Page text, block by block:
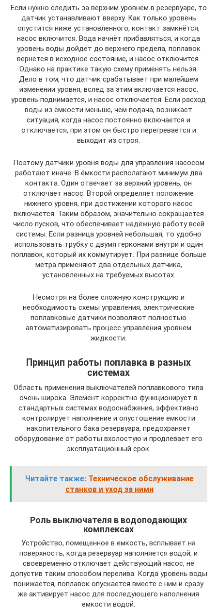
Если нужно следить за верхним уровнем в резервуаре, то
датчик устанавливают вверху. Как только уровень
опустится ниже установленного, контакт замкнётся,
насос включится. Вода начнёт прибавляться, и когда
уровень воды дойдёт до верхнего предела, поплавок
вернётся в исходное состояние, и насос отключится.
Однако на практике такую схему применять нельзя.
Дело в том, что датчик срабатывает при малейшем
изменении уровня, вслед за этим включается насос,
уровень поднимается, и насос отключается. Если расход
воды из ёмкости меньше, чем подача, возникает
ситуация, когда насос постоянно включается и
отключается, при этом он быстро перегревается и
выходит из строя.
Поэтому датчики уровня воды для управления насосом
работают иначе. В ёмкости располагают минимум два
контакта. Один отвечает за верхний уровень, он
отключает насос. Второй определяет положение
нижнего уровня, при достижении которого насос
включается. Таким образом, значительно сокращается
число пусков, что обеспечивает надёжную работу всей
системы. Если разница уровней небольшая, то удобно
использовать трубку с двумя герконами внутри и один
поплавок, который их коммутирует. При разнице больше
метра применяют два отдельных датчика,
установленных на требуемых высотах.
Несмотря на более сложную конструкцию и
необходимость схемы управления, электрические
поплавковые датчики позволяют полностью
автоматизировать процесс управления уровнем
жидкости.
Принцип работы поплавка в разных
системах
Область применения выключателей поплавкового типа
очень широка. Элемент корректно функционирует в
стандартных системах водоснабжения, эффективно
контролирует наполнение и опустошение емкости
накопительного бака резервуара, предохраняет
оборудование от работы вхолостую и продлевает его
эксплуатационный срок.
Читайте также: Техническое обслуживание
станков и уход за ними
Роль выключателя в водоподающих
комплексах
Устройство, помещенное в емкость, всплывает на
поверхность, когда резервуар наполняется водой, и
своевременно отключает действующий насос, не
допустив таким способом перелива. Когда уровень воды
понижается, поплавок опускается вместе с ним и сразу
же активирует насос для последующего наполнения
емкости водой.